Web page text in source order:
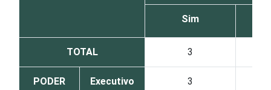
Sim
TOTAL 3
PODER Executivo 3